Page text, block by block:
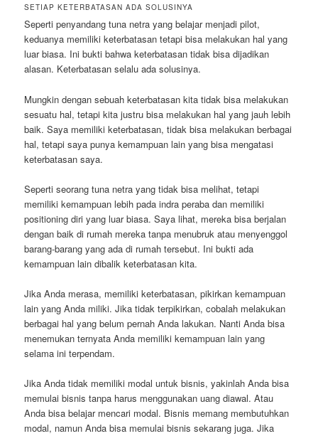
SETIAP KETERBATASAN ADA SOLUSINYA
Seperti penyandang tuna netra yang belajar menjadi pilot,
keduanya memiliki keterbatasan tetapi bisa melakukan hal yang
luar biasa. Ini bukti bahwa keterbatasan tidak bisa dijadikan
alasan. Keterbatasan selalu ada solusinya.
Mungkin dengan sebuah keterbatasan kita tidak bisa melakukan
sesuatu hal, tetapi kita justru bisa melakukan hal yang jauh lebih
baik. Saya memiliki keterbatasan, tidak bisa melakukan berbagai
hal, tetapi saya punya kemampuan lain yang bisa mengatasi
keterbatasan saya.
Seperti seorang tuna netra yang tidak bisa melihat, tetapi
memiliki kemampuan lebih pada indra peraba dan memiliki
positioning diri yang luar biasa. Saya lihat, mereka bisa berjalan
dengan baik di rumah mereka tanpa menubruk atau menyenggol
barang-barang yang ada di rumah tersebut. Ini bukti ada
kemampuan lain dibalik keterbatasan kita.
Jika Anda merasa, memiliki keterbatasan, pikirkan kemampuan
lain yang Anda miliki. Jika tidak terpikirkan, cobalah melakukan
berbagai hal yang belum pernah Anda lakukan. Nanti Anda bisa
menemukan ternyata Anda memiliki kemampuan lain yang
selama ini terpendam.
Jika Anda tidak memiliki modal untuk bisnis, yakinlah Anda bisa
memulai bisnis tanpa harus menggunakan uang diawal. Atau
Anda bisa belajar mencari modal. Bisnis memang membutuhkan
modal, namun Anda bisa memulai bisnis sekarang juga. Jika